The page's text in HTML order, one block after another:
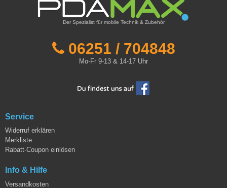
Der Spezialist für mobile Technik & Zubehör
06251 / 704848
Mo-Fr 9-13 & 14-17 Uhr
Service
Widerruf erklären
Merkliste
Rabatt-Coupon einlösen
Info & Hilfe
Versandkosten